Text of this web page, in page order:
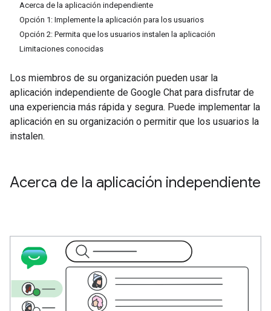
Acerca de la aplicación independiente
Opción 1: Implemente la aplicación para los usuarios
Opción 2: Permita que los usuarios instalen la aplicación
Limitaciones conocidas
Los miembros de su organización pueden usar la
aplicación independiente de Google Chat para disfrutar de
una experiencia más rápida y segura. Puede implementar la
aplicación en su organización o permitir que los usuarios la
instalen.
Acerca de la aplicación independiente